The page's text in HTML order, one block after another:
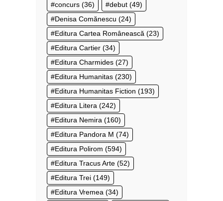
concurs (36) debut (49)
Denisa Comănescu (24)
Editura Cartea Românească (23)
Editura Cartier (34)
Editura Charmides (27)
Editura Humanitas (230)
Editura Humanitas Fiction (193)
Editura Litera (242)
Editura Nemira (160)
Editura Pandora M (74)
Editura Polirom (594)
Editura Tracus Arte (52)
Editura Trei (149)
Editura Vremea (34)